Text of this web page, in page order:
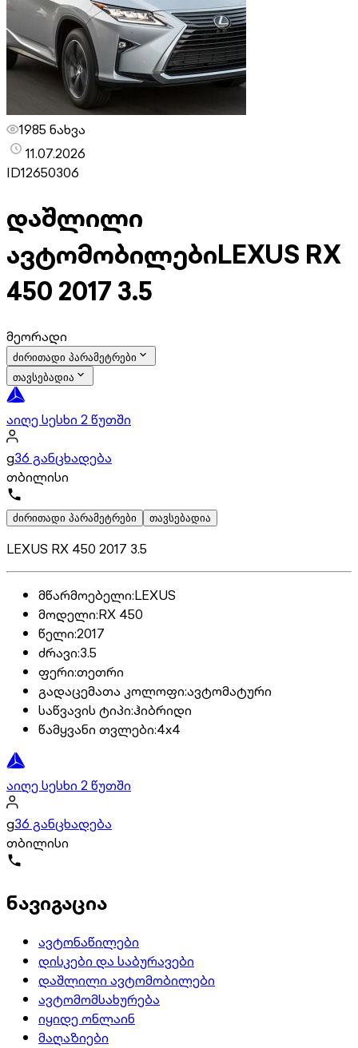
1985 ნახვა
11.07.2026
ID12650306
დაშლილი
ავტომობილებიLEXUS RX
450 2017 3.5
მეორადი
ძირითადი პარამეტრები
თავსებადია
აიღე სესხი 2 წუთში
g36 განცხადება
თბილისი
ძირითადი პარამეტრები თავსებადია
LEXUS RX 450 2017 3.5
მწარმოებელი:LEXUS
მოდელი:RX 450
წელი:2017
ძრავი:3.5
ფერი:თეთრი
გადაცემათა კოლოფი:ავტომატური
საწვავის ტიპი:ჰიბრიდი
წამყვანი თვლები:4x4
აიღე სესხი 2 წუთში
g36 განცხადება
თბილისი
ნავიგაცია
ავტონაწილები
დისკები და საბურავები
დაშლილი ავტომობილები
ავტომომსახურება
იყიდე ონლაინ
მაღაზიები